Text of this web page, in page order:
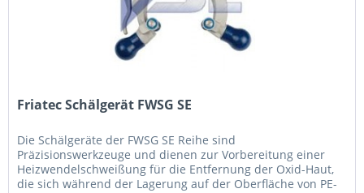
Friatec Schälgerät FWSG SE
Die Schälgeräte der FWSG SE Reihe sind
Präzisionswerkzeuge und dienen zur Vorbereitung einer
Heizwendelschweißung für die Entfernung der Oxid-Haut,
die sich während der Lagerung auf der Oberfläche von PE-